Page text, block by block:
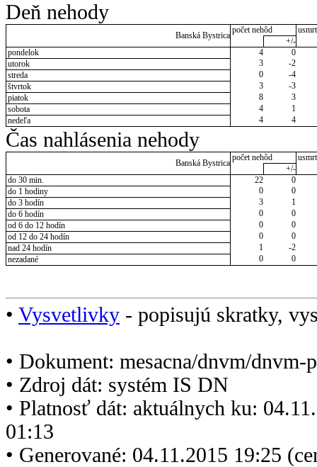
Deň nehody
Banská Bystrica
počet nehôd
+/-
pondelok
4
0
utorok
3
-2
streda
0
-4
štvrtok
3
-3
piatok
8
3
sobota
4
1
nedeľa
4 4
Čas nahlásenia nehody
Banská Bystrica
počet nehôd
+/-
do 30 min.
22
0
do 1 hodiny
0
0
do 3 hodín
3
1
do 6 hodín
0
0
od 6 do 12 hodín
0
0
od 12 do 24 hodín
0
0
nad 24 hodín
1
-2
nezadané
0 0
• Vysvetlivky - popisujú skratky,
• Dokument: mesacna/dnvm/dnvm-
• Zdroj dát: systém IS DN
• Platnosť dát: aktuálnych ku:
01:13
• Generované: 04.11.2015 19:25